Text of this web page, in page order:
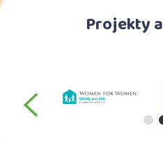
Projekty
předchozí